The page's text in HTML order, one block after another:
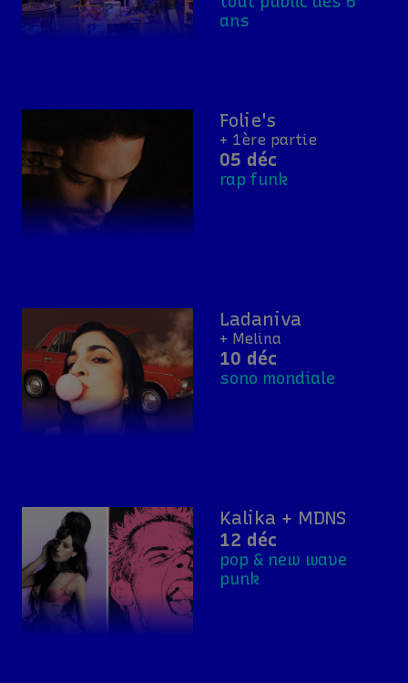
ans
Folie's
+ 1ère partie
05 déc
rap funk
Ladaniva
+ Melina
10 déc
sono mondiale
Kalika + MDNS
12 déc
pop & new wave
punk